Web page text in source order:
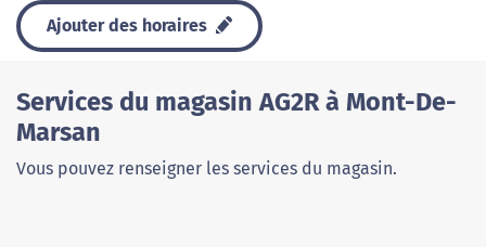
Ajouter des horaires
Services du magasin AG2R à Mont-De-
Marsan
Vous pouvez renseigner les services du magasin.